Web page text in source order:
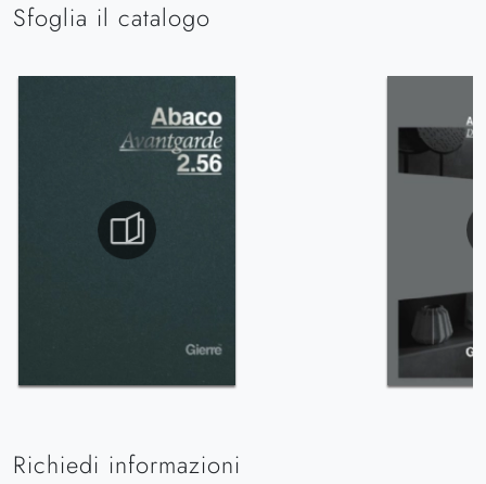
Sfoglia il catalogo
Richiedi informazioni